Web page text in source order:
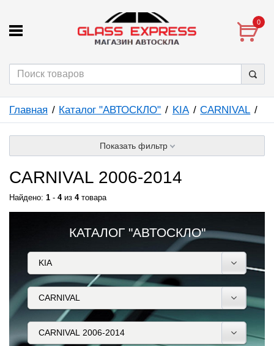
0
Главная Каталог "АВТОСКЛО" KIA CARNIVAL
Показать фильтр
CARNIVAL 2006-2014
Найдено: 1 - 4из 4товара
КАТАЛОГ "АВТОСКЛО"